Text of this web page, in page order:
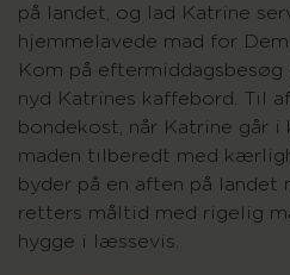
på landet, og lad Katrine
hjemmelavede mad for
Kom på eftermiddagsbesøg
nyd Katrines kaffebord. Til
bondekost, når Katrine går
maden tilberedt med
byder på en aften på
retters måltid med rigelig
hygge i læssevis.